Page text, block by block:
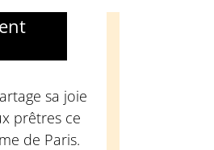
sa joie
prêtres ce
de Paris.